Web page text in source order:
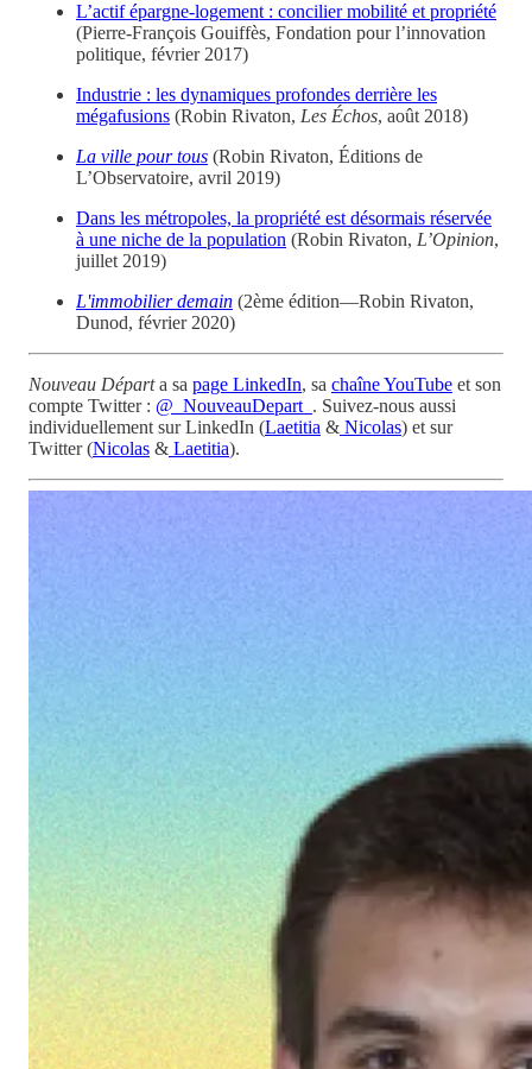
L’actif épargne-logement : concilier mobilité et propriété
(Pierre-François Gouiffès, Fondation pour l’innovation
politique, février 2017)
Industrie : les dynamiques profondes derrière les
mégafusions (Robin Rivaton, Les Échos, août 2018)
La ville pour tous (Robin Rivaton, Éditions de
L’Observatoire, avril 2019)
Dans les métropoles, la propriété est désormais réservée
à une niche de la population (Robin Rivaton, L’Opinion,
juillet 2019)
L'immobilier demain (2ème édition—Robin Rivaton,
Dunod, février 2020)
Nouveau Départa sa page LinkedIn, sa chaîne YouTube et son
compte Twitter : @_NouveauDepart_ . Suivez-nous aussi
individuellement sur LinkedIn (Laetitia & Nicolas) et sur
Twitter (Nicolas & Laetitia).